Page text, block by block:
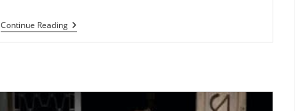
Continue Reading